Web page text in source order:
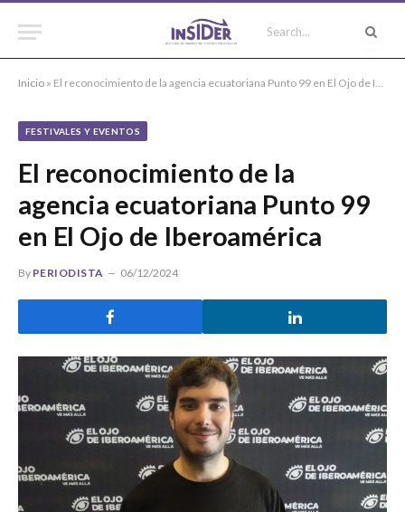
Inicio » El reconocimiento de la agencia ecuatoriana Punto 99 en El Ojo de Iberoamérica
FESTIVALES Y EVENTOS
El reconocimiento de la
agencia ecuatoriana Punto 99
en El Ojo de Iberoamérica
By PERIODISTA 06/12/2024